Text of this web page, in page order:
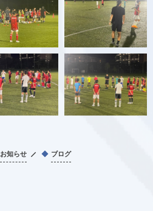
お知らせ ブログ